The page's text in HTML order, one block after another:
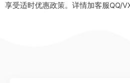
享受适时优惠政策。详情加客服QQ/